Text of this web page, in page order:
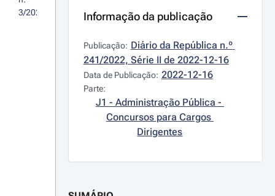
3/2023
Informação da publicação
Publicação: Diário da República n.º
241/2022, Série II de 2022-12-16
Data de Publicação: 2022-12-16
Parte:
J1 - Administração Pública -
Concursos para Cargos
Dirigentes